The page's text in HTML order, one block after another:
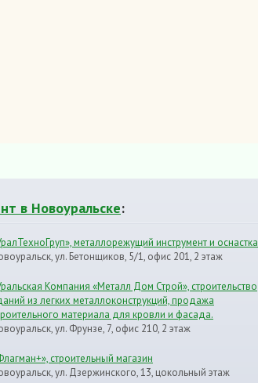
в Новоуральске:
металлорежущий инструмент и оснастка
ул. Бетонщиков, 5/1, офис 201, 2 этаж
Компания «Металл Дом Строй», cтроительство
из легких металлоконструкций, продажа
материала для кровли и фасада.
ул. Фрунзе, 7, офис 210, 2 этаж
строительный магазин
ул. Дзержинского, 13, цокольный этаж